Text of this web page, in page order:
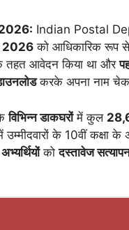
Indian Postal
2026 को आधिकारिक रूप से
तहत आवेदन किया था और
करके अपना नाम
विभिन्न डाकघरोंमें कुल
उम्मीदवारों के 10वीं कक्षा
कोदस्तावेज